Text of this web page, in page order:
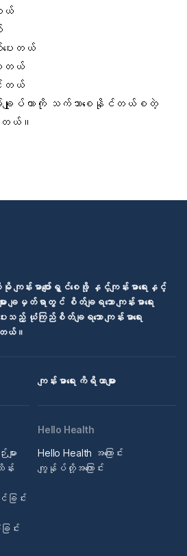
ယ်
ေးတယ်
းတယ်
တယ်
ချုပ်တာကို သက်သာစေနိုင်တယ်စတဲ့
ါတယ်။
န်းမာပျော်ရွှင်စေဖို့ နှင့်ကျန်းမာရေးနှင့်
ျမှတ်ရာတွင် စိတ်ချရသော ကျန်းမာရေး
သည့် ယုံကြည်စိတ်ချရသော ကျန်းမာရေး
တယ်။
ကျန်းမာရေး ကိရိယာများ
ား
း
ြင်း
င်း
Hello Health
Hello Health အကြောင်း
ကျွန်ုပ်တို့အကြောင်း